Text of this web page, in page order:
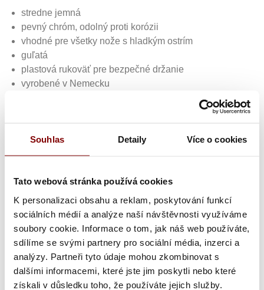
Souhlas Detaily Více o cookies
Tato webová stránka používá cookies
K personalizaci obsahu a reklam, poskytování funkcí
sociálních médií a analýze naší návštěvnosti využíváme
soubory cookie. Informace o tom, jak náš web používáte,
sdílíme se svými partnery pro sociální média, inzerci a
analýzy. Partneři tyto údaje mohou zkombinovat s
dalšími informacemi, které jste jim poskytli nebo které
získali v důsledku toho, že používáte jejich služby.
stredne jemná
pevný chróm, odolný proti korózii
vhodné pre všetky nože s hladkým ostrím
guľatá
plastová rukoväť pre bezpečné držanie
vyrobené v Nemecku
Táto ocieľka sa používa pre zdvíhanie a ostrenie rezné
pred začiatkom práce.
To znamená, že rezný výkon a špičková životnosť nože
Kuchárske nože do kuchyne
Kuchárske nože do kuchyne Ocieľky na nože pre
kuchárov
Oblečenie pre mäsiarov Profesionálne mäsiarske nože
Výrobcovia Profi kuchárske nože Giesser